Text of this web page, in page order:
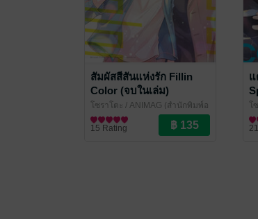
สัมผัสสีสันแห่งรัก Fillin
Color (จบในเล่ม)
โซราโตะ / ANIMAG (สำนักพิมพ์อ
นิแม็ก)
การ์ตูน Boy Love / Yaoi
15 Rating
แ
ใ
โ
นิ
ก